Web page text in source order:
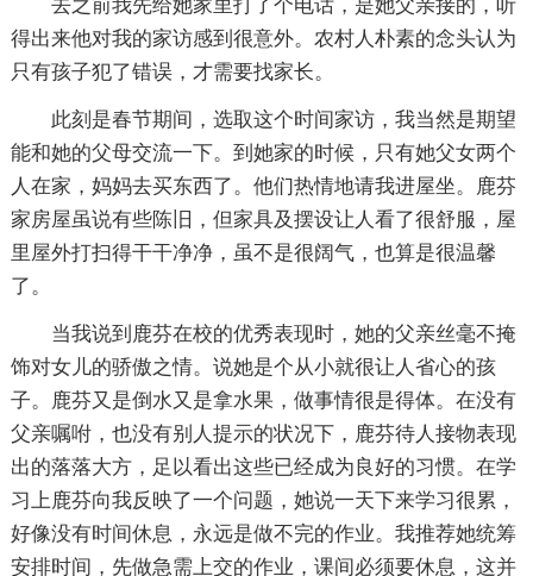
去之前我先给她家里打了个电话，是她父亲接的，听
得出来他对我的家访感到很意外。农村人朴素的念头认为
只有孩子犯了错误，才需要找家长。
此刻是春节期间，选取这个时间家访，我当然是期望
能和她的父母交流一下。到她家的时候，只有她父女两个
人在家，妈妈去买东西了。他们热情地请我进屋坐。鹿芬
家房屋虽说有些陈旧，但家具及摆设让人看了很舒服，屋
里屋外打扫得干干净净，虽不是很阔气，也算是很温馨
了。
当我说到鹿芬在校的优秀表现时，她的父亲丝毫不掩
饰对女儿的骄傲之情。说她是个从小就很让人省心的孩
子。鹿芬又是倒水又是拿水果，做事情很是得体。在没有
父亲嘱咐，也没有别人提示的状况下，鹿芬待人接物表现
出的落落大方，足以看出这些已经成为良好的习惯。在学
习上鹿芬向我反映了一个问题，她说一天下来学习很累，
好像没有时间休息，永远是做不完的作业。我推荐她统筹
安排时间，先做急需上交的作业，课间必须要休息，这并